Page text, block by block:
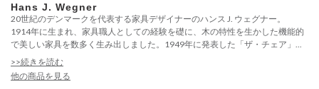
Hans J. Wegner
20世紀のデンマークを代表する家具デザイナーのハンス J. ウェグナー。
1914年に生まれ、家具職人としての経験を礎に、木の特性を生かした機能的
で美しい家具を数多く生み出しました。1949年に発表した「ザ・チェア」...
>>続きを読む
他の商品を見る